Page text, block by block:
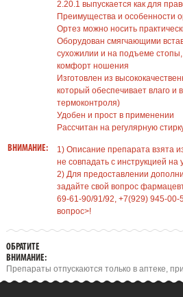
2.20.1 выпускается как для
Преимущества и особенности
Ортез можно носить
Оборудован смягчающими
сухожилии и на подъеме
комфорт ношения
Изготовлен из
который обеспечивает влаго и
термоконтроля)
Удобен и прост в применении
Рассчитан на регулярную
ВНИМАНИЕ:
1) Описание препарата взята
не совпадать с инструкцией на
2) Для предоставлении
задайте свой вопрос
69-61-90/91/92, +7(929) 945-
вопрос>!
ОБРАТИТЕ
ВНИМАНИЕ:
Препараты отпускаются только в аптеке,